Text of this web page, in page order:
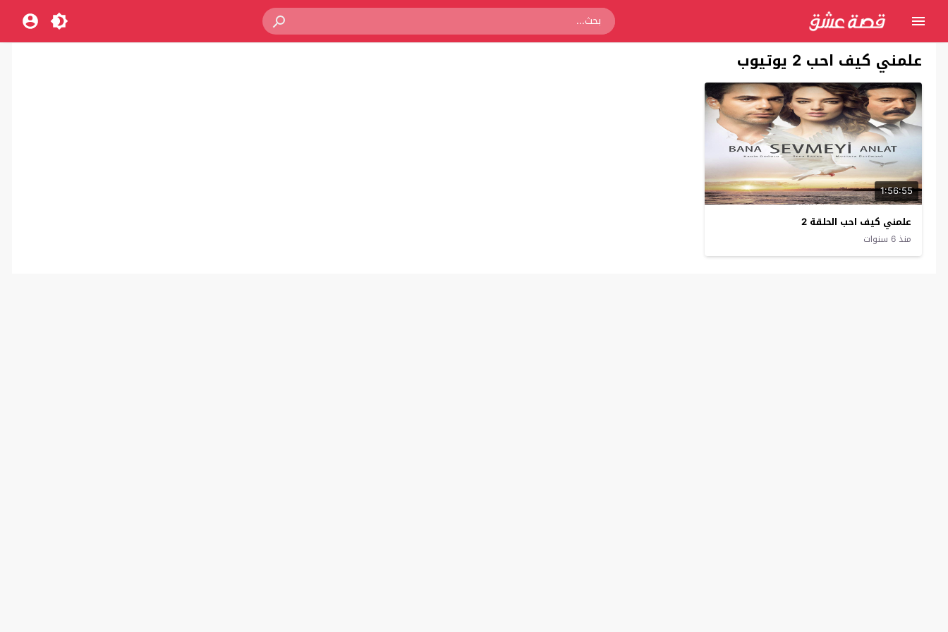
علمني كيف احب 2 يوتيوب
1:56:55
علمني كيف احب الحلقة 2
منذ 6 سنوات